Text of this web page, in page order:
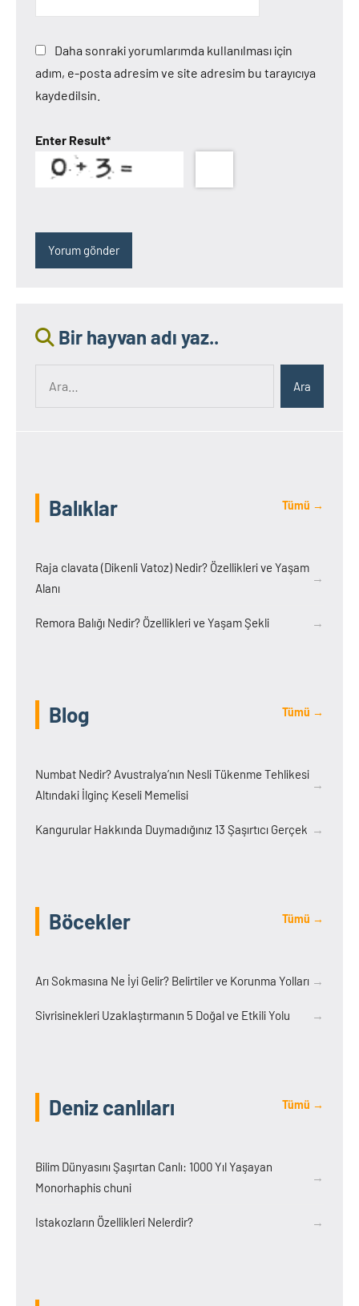
Daha sonraki yorumlarımda kullanılması için
adım, e-posta adresim ve site adresim bu tarayıcıya
kaydedilsin.
Enter Result*
Bir hayvan adı yaz..
Ara
Balıklar Tümü →
Raja clavata (Dikenli Vatoz) Nedir? Özellikleri ve Yaşam
Alanı
→
Remora Balığı Nedir? Özellikleri ve Yaşam Şekli →
Blog Tümü →
Numbat Nedir? Avustralya’nın Nesli Tükenme Tehlikesi
Altındaki İlginç Keseli Memelisi
→
Kangurular Hakkında Duymadığınız 13 Şaşırtıcı Gerçek →
Böcekler Tümü →
Arı Sokmasına Ne İyi Gelir? Belirtiler ve Korunma Yolları →
Sivrisinekleri Uzaklaştırmanın 5 Doğal ve Etkili Yolu →
Deniz canlıları Tümü →
Bilim Dünyasını Şaşırtan Canlı: 1000 Yıl Yaşayan
Monorhaphis chuni
→
Istakozların Özellikleri Nelerdir? →